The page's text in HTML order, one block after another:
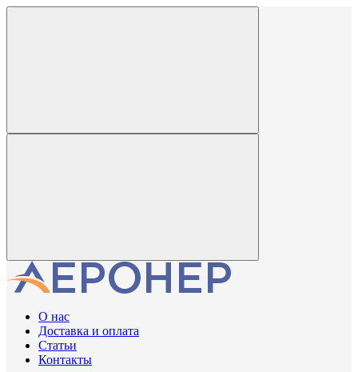
О нас
Доставка и оплата
Статьи
Контакты